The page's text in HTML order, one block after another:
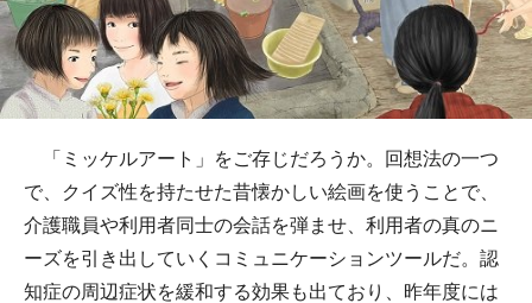
「ミッケルアート」をご存じだろうか。回想法の一つ
で、クイズ性を持たせた昔懐かしい絵画を使うことで、
介護職員や利用者同士の会話を弾ませ、利用者の真のニ
ーズを引き出していくコミュニケーションツールだ。認
知症の周辺症状を緩和する効果も出ており、昨年度には